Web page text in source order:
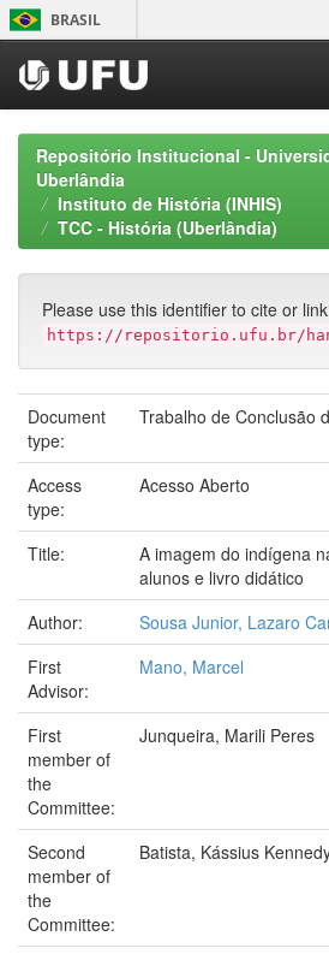
Skip
navigation
BRASIL
Repositório Institucional -
Uberlândia
Instituto de História (INHIS)
TCC - História (Uberlândia)
Please use this identifier to cite or
https://repositorio.ufu.br/
Document
type:
Trabalho de Conclusão
Access
type:
Acesso Aberto
Title:
A imagem do indígena
alunos e livro didático
Author:
Sousa Junior, Lazaro
First
Advisor:
Mano, Marcel
First
member of
the
Committee:
Junqueira, Marili Peres
Second
member of
the
Committee:
Batista, Kássius